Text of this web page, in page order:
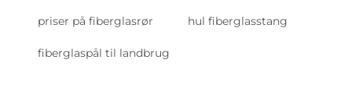
priser på fiberglasrør hul fiberglasstang
fiberglaspål til landbrug